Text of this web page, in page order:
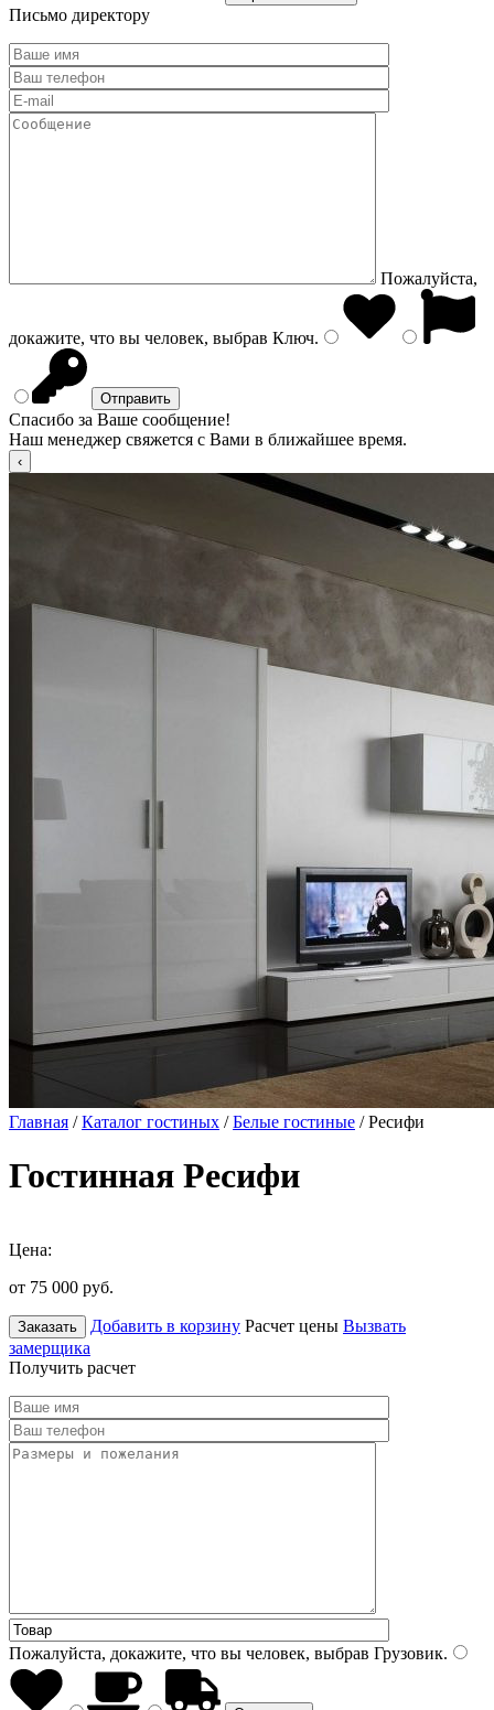
Письмо директору
Пожалуйста,
докажите, что вы человек, выбрав Ключ.
Спасибо за Ваше сообщение!
Наш менеджер свяжется с Вами в ближайшее время.
Главная /Каталог гостиных /Белые гостиные / Ресифи
Гостинная Ресифи
Цена:
от 75 000 руб.
Заказать Добавить в корзину Расчет цены Вызвать
замерщика
Получить расчет
Пожалуйста, докажите, что вы человек, выбрав Грузовик.